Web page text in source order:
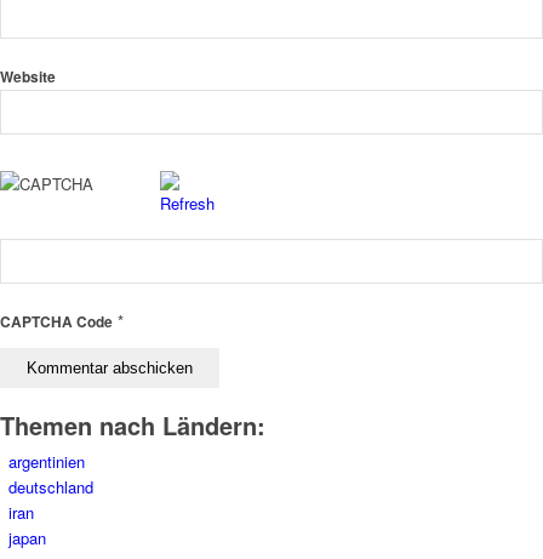
Website
CAPTCHA Code *
Themen nach Ländern:
argentinien
deutschland
iran
japan